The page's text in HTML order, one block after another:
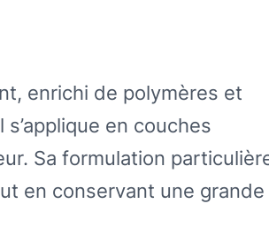
enrichi de polymères et
en couches
Sa formulation
en conservant une grande